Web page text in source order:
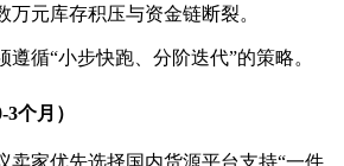
万元库存积压与资金链断裂。
遵循“小步快跑、分阶迭代”的策略。
个月）
卖家优先选择国内货源平台支持“一件